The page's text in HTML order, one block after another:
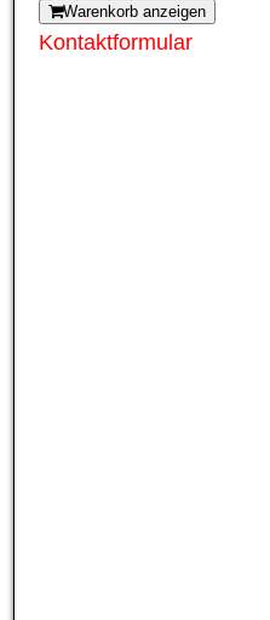
Warenkorb anzeigen
Kontaktformular